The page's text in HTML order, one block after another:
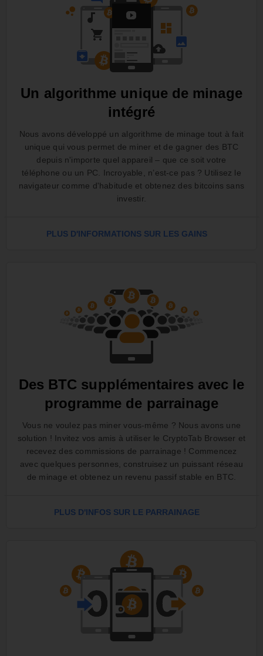
Un algorithme unique de minage
intégré
Nous avons développé un algorithme de minage tout à fait
unique qui vous permet de miner et de gagner des BTC
depuis n'importe quel appareil – que ce soit votre
téléphone ou un PC. Incroyable, n’est-ce pas ? Utilisez le
navigateur comme d'habitude et obtenez des bitcoins sans
investir.
PLUS D'INFORMATIONS SUR LES GAINS
Des BTC supplémentaires avec le
programme de parrainage
Vous ne voulez pas miner vous-même ? Nous avons une
solution ! Invitez vos amis à utiliser le CryptoTab Browser et
recevez des commissions de parrainage ! Commencez
avec quelques personnes, construisez un puissant réseau
de minage et obtenez un revenu passif stable en BTC.
PLUS D'INFOS SUR LE PARRAINAGE